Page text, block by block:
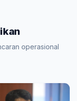
operasional